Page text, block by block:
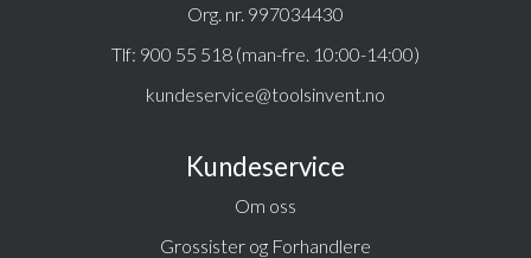
Org. nr. 997034430
Tlf: 900 55 518 (man-fre. 10:00-14:00)
kundeservice@toolsinvent.no
Kundeservice
Om oss
Grossister og Forhandlere